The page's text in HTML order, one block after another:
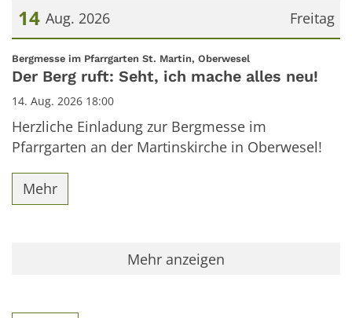
Freitag
14 Aug. 2026
Datum: 14. August 2026
Bergmesse im Pfarrgarten St. Martin, Oberwesel:
Der Berg ruft: Seht, ich mache alles neu!
14. Aug. 2026 18:00
Herzliche Einladung zur Bergmesse im
Pfarrgarten an der Martinskirche in Oberwesel!
Mehr
Mehr anzeigen